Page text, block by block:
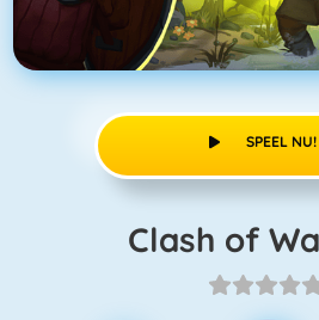
SPEEL NU!
Clash of